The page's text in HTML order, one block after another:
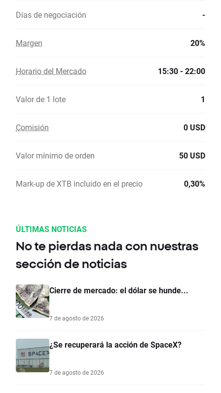
Días de negociación -
Margen 20%
Horario del Mercado 15:30 - 22:00
Valor de 1 lote 1
Comisión 0 USD
Valor mínimo de orden 50 USD
Mark-up de XTB incluido en el precio 0,30%
ÚLTIMAS NOTICIAS
No te pierdas nada con nuestras
sección de noticias
Cierre de mercado: el dólar se hunde...
7 de agosto de 2026
¿Se recuperará la acción de SpaceX?
7 de agosto de 2026